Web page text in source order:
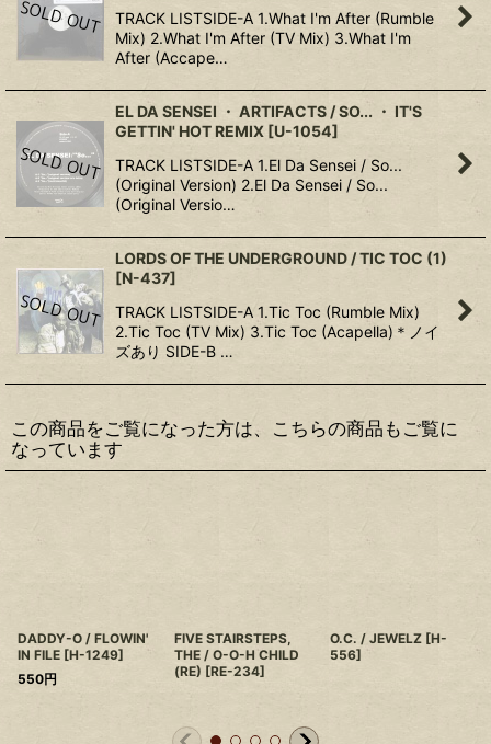
TRACK LISTSIDE-A 1.What I'm After (Rumble
Mix) 2.What I'm After (TV Mix) 3.What I'm
After (Accape…
EL DA SENSEI ・ ARTIFACTS / SO... ・ IT'S
GETTIN' HOT REMIX [U-1054]
TRACK LISTSIDE-A 1.El Da Sensei / So...
(Original Version) 2.El Da Sensei / So...
(Original Versio…
LORDS OF THE UNDERGROUND / TIC TOC (1)
[N-437]
TRACK LISTSIDE-A 1.Tic Toc (Rumble Mix)
2.Tic Toc (TV Mix) 3.Tic Toc (Acapella)＊ノイ
ズあり SIDE-B …
この商品をご覧になった方は、こちらの商品もご覧に
なっています
DADDY-O / FLOWIN'
IN FILE [H-1249]
550円
FIVE STAIRSTEPS,
THE / O-O-H CHILD
(RE) [RE-234]
O.C. / JEWELZ [H-
556]